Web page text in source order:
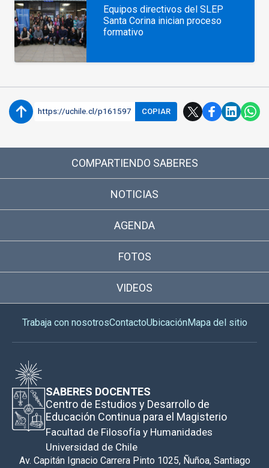
Equipos directivos del SLEP
Santa Corina inician proceso
formativo
https://uchile.cl/p161597 COPIAR
COMPARTIENDO SABERES
NOTICIAS
AGENDA
FOTOS
VIDEOS
Trabaja con nosotrosContactoUbicaciónMapa del sitio
SABERES DOCENTES
Centro de Estudios y Desarrollo de
Educación Continua para el Magisterio
Facultad de Filosofía y Humanidades
Universidad de Chile
Av. Capitán Ignacio Carrera Pinto 1025, Ñuñoa, Santiago